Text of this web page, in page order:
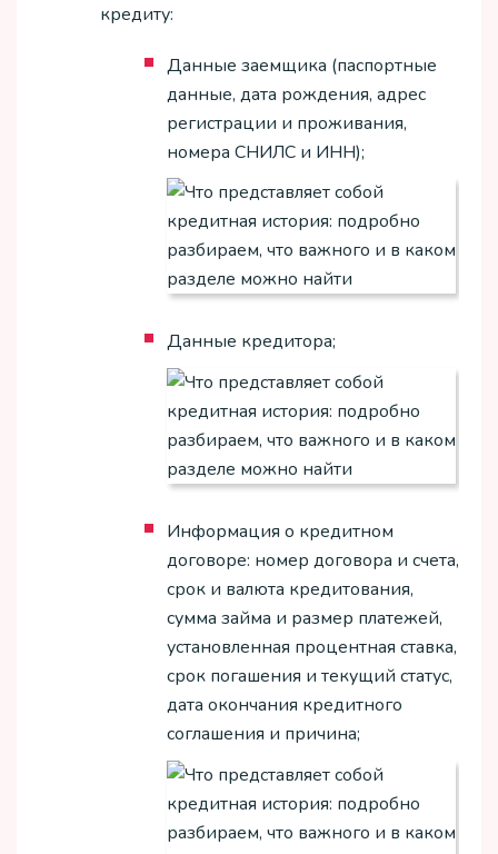
кредиту:
Данные заемщика (паспортные
данные, дата рождения, адрес
регистрации и проживания,
номера СНИЛС и ИНН);
Данные кредитора;
Информация о кредитном
договоре: номер договора и счета,
срок и валюта кредитования,
сумма займа и размер платежей,
установленная процентная ставка,
срок погашения и текущий статус,
дата окончания кредитного
соглашения и причина;